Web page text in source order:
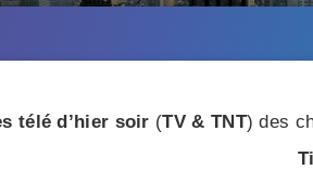
télé d’hier soir (TV & TNT) des